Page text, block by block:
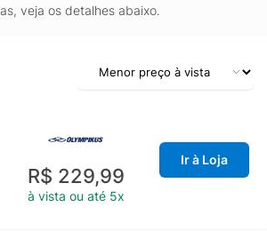
veja os detalhes abaixo.
R$ 229,99
à vista ou até 5x
Ir à Loja